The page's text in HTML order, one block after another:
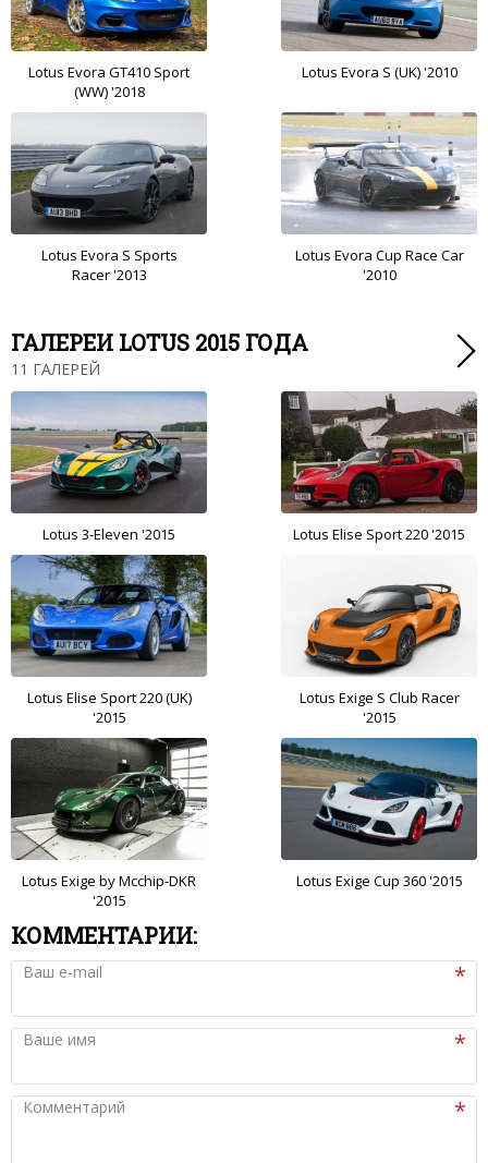
Lotus Evora GT410 Sport
(WW) '2018
Lotus Evora S (UK) '2010
Lotus Evora S Sports
Racer '2013
Lotus Evora Cup Race Car
'2010
ГАЛЕРЕИ LOTUS 2015 ГОДА
11 ГАЛЕРЕЙ
Lotus 3-Eleven '2015 Lotus Elise Sport 220 '2015
Lotus Elise Sport 220 (UK)
'2015
Lotus Exige S Club Racer
'2015
Lotus Exige by Mcchip-DKR
'2015
Lotus Exige Cup 360 '2015
КОММЕНТАРИИ:
Ваш e-mail
Ваше имя
Комментарий